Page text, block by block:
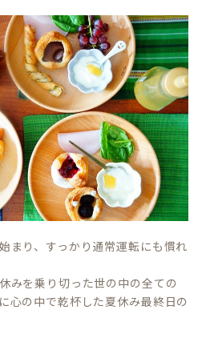
まり、すっかり通常運転にも慣れ
みを乗り切った世の中の全ての
心の中で乾杯した夏休み最終日の